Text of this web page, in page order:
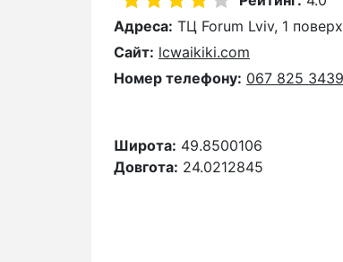
Адреса: ТЦ Forum Lviv, 1
Сайт: lcwaikiki.com
Номер телефону: 067 825 3439
Широта: 49.8500106
Довгота: 24.0212845